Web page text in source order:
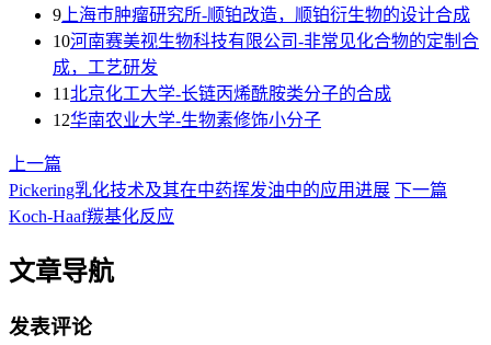
9 上海巿肿瘤研究所-顺铂改造，顺铂衍生物的设计合成
10河南赛美视生物科技有限公司-非常见化合物的定制合
成，工艺研发
11北京化工大学-长链丙烯酰胺类分子的合成
12华南农业大学-生物素修饰小分子
上一篇
Pickering乳化技术及其在中药挥发油中的应用进展 下一篇
Koch-Haaf羰基化反应
文章导航
发表评论